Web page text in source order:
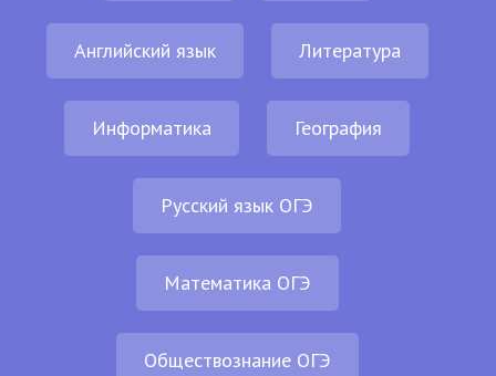
Английский язык Литература
Информатика География
Русский язык ОГЭ
Математика ОГЭ
Обществознание ОГЭ